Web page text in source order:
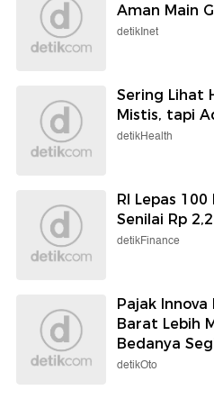
Aman Main
detikInet
Sering Lihat
Mistis, tapi
detikHealth
RI Lepas
Senilai Rp
detikFinance
Pajak Innova
Barat Lebih
Bedanya
detikOto